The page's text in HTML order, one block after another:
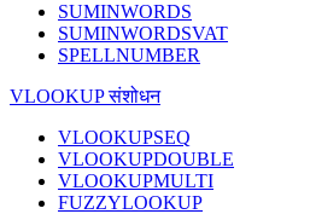
SUMINWORDS
SUMINWORDSVAT
SPELLNUMBER
VLOOKUP संशोधन
VLOOKUPSEQ
VLOOKUPDOUBLE
VLOOKUPMULTI
FUZZYLOOKUP